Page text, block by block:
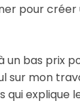
pour
un bas
mon
explique